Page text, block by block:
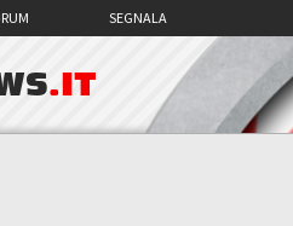
SEGNALA
.IT